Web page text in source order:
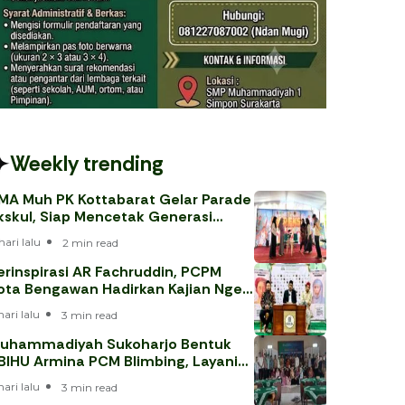
Weekly trending
Muh PK Kottabarat Gelar Parade
Siap Mencetak Generasi
lalu 2 min read
AR Fachruddin, PCPM
Bengawan Hadirkan Kajian Nge-
lalu 3 min read
Sukoharjo Bentuk
Armina PCM Blimbing, Layani
lalu 3 min read